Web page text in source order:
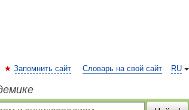
RU
Запомнить сайт Словарь на свой сайт